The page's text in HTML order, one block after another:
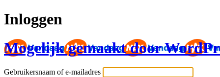
Inloggen
Mogelijk gemaakt door
Gebruikersnaam of e-mailadres